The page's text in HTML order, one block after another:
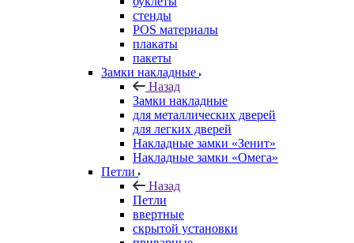
стенды
POS материалы
плакаты
пакеты
Замки накладные
Назад
Замки накладные
для металлических дверей
для легких дверей
Накладные замки «Зенит»
Накладные замки «Омега»
Петли
Назад
Петли
ввертные
скрытой установки